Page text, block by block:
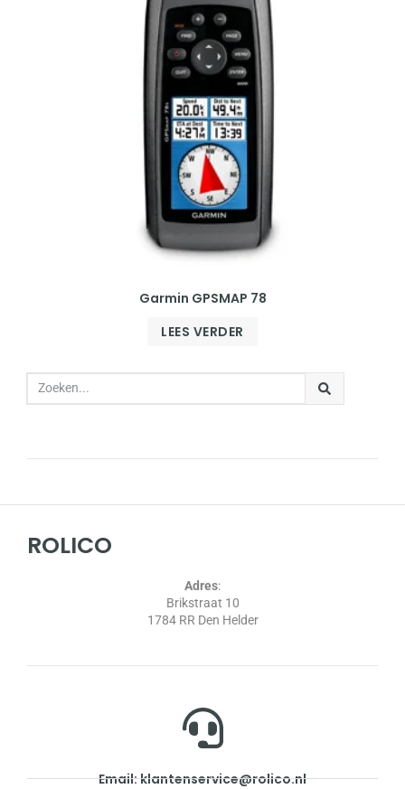
Garmin GPSMAP 78
LEES VERDER
ROLICO
Adres:
Brikstraat 10
1784 RR Den Helder
Email: klantenservice@rolico.nl